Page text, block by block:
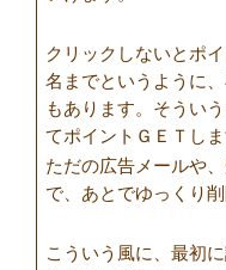
クリックしないとポ
名までというように
もあります。そうい
てポイントＧＥＴしま
ただの広告メールや
で、あとでゆっくり
こういう風に、最初